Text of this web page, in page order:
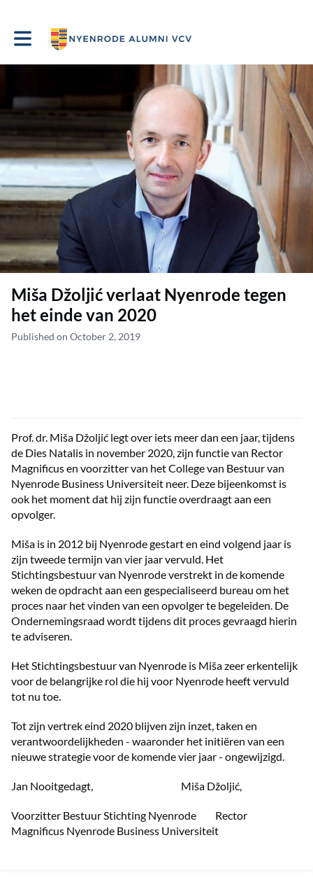
Toggle main navigation
Miša Džoljić verlaat Nyenrode tegen
het einde van 2020
Published on October 2, 2019
Prof. dr. Miša Džoljić legt over iets meer dan een jaar, tijdens
de Dies Natalis in november 2020, zijn functie van Rector
Magnificus en voorzitter van het College van Bestuur van
Nyenrode Business Universiteit neer. Deze bijeenkomst is
ook het moment dat hij zijn functie overdraagt aan een
opvolger.
Miša is in 2012 bij Nyenrode gestart en eind volgend jaar is
zijn tweede termijn van vier jaar vervuld. Het
Stichtingsbestuur van Nyenrode verstrekt in de komende
weken de opdracht aan een gespecialiseerd bureau om het
proces naar het vinden van een opvolger te begeleiden. De
Ondernemingsraad wordt tijdens dit proces gevraagd hierin
te adviseren.
Het Stichtingsbestuur van Nyenrode is Miša zeer erkentelijk
voor de belangrijke rol die hij voor Nyenrode heeft vervuld
tot nu toe.
Tot zijn vertrek eind 2020 blijven zijn inzet, taken en
verantwoordelijkheden - waaronder het initiëren van een
nieuwe strategie voor de komende vier jaar - ongewijzigd.
Jan Nooitgedagt, Miša Džoljić,
Voorzitter Bestuur Stichting Nyenrode Rector
Magnificus Nyenrode Business Universiteit